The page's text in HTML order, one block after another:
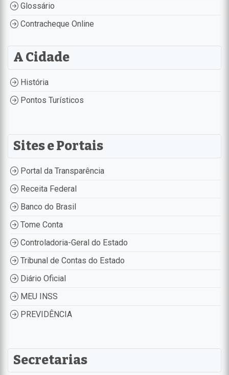
Glossário
Contracheque Online
A Cidade
História
Pontos Turísticos
Sites e Portais
Portal da Transparência
Receita Federal
Banco do Brasil
Tome Conta
Controladoria-Geral do Estado
Tribunal de Contas do Estado
Diário Oficial
MEU INSS
PREVIDÊNCIA
Secretarias